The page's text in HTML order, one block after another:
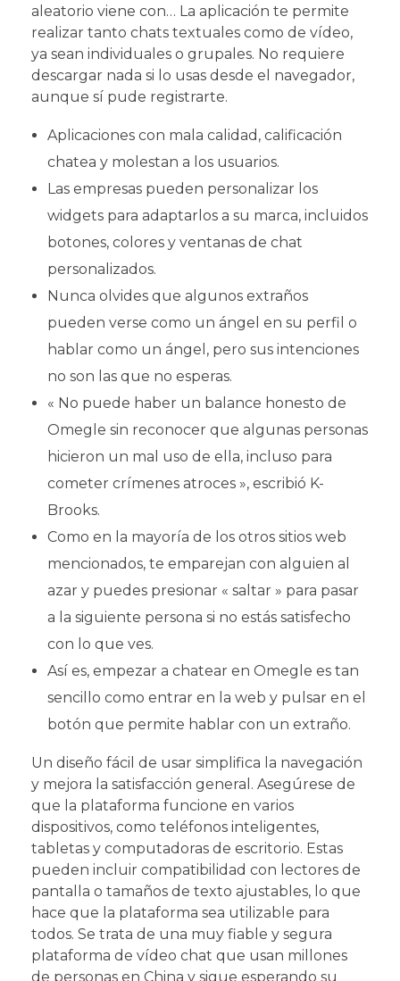
aleatorio viene con… La aplicación te permite
realizar tanto chats textuales como de vídeo,
ya sean individuales o grupales. No requiere
descargar nada si lo usas desde el navegador,
aunque sí pude registrarte.
Aplicaciones con mala calidad, calificación
chatea y molestan a los usuarios.
Las empresas pueden personalizar los
widgets para adaptarlos a su marca, incluidos
botones, colores y ventanas de chat
personalizados.
Nunca olvides que algunos extraños
pueden verse como un ángel en su perfil o
hablar como un ángel, pero sus intenciones
no son las que no esperas.
« No puede haber un balance honesto de
Omegle sin reconocer que algunas personas
hicieron un mal uso de ella, incluso para
cometer crímenes atroces », escribió K-
Brooks.
Como en la mayoría de los otros sitios web
mencionados, te emparejan con alguien al
azar y puedes presionar « saltar » para pasar
a la siguiente persona si no estás satisfecho
con lo que ves.
Así es, empezar a chatear en Omegle es tan
sencillo como entrar en la web y pulsar en el
botón que permite hablar con un extraño.
Un diseño fácil de usar simplifica la navegación
y mejora la satisfacción general. Asegúrese de
que la plataforma funcione en varios
dispositivos, como teléfonos inteligentes,
tabletas y computadoras de escritorio. Estas
pueden incluir compatibilidad con lectores de
pantalla o tamaños de texto ajustables, lo que
hace que la plataforma sea utilizable para
todos. Se trata de una muy fiable y segura
plataforma de vídeo chat que usan millones
de personas en China y sigue esperando su